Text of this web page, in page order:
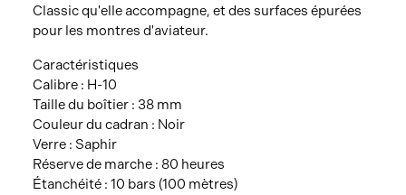
Classic qu'elle accompagne, et des surfaces épurées
pour les montres d'aviateur.
Caractéristiques
Calibre : H-10
Taille du boîtier : 38 mm
Couleur du cadran : Noir
Verre : Saphir
Réserve de marche : 80 heures
Étanchéité : 10 bars (100 mètres)